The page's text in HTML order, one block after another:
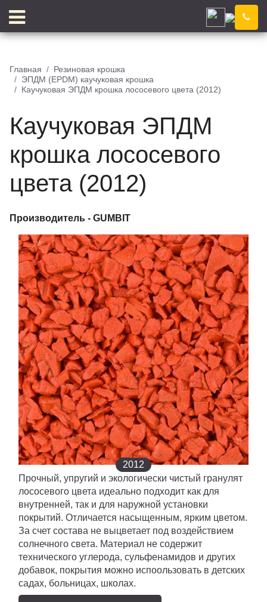
Иркутск
Блог
Отзывы Цветовой конструктор
ПИГМЕНТ ИСКУССТВЕННАЯ ТРАВА
ПРОМПОЛЫ ТЕХНИКА
Иркутск
Главная
Резиновая крошка
ЭПДМ (EPDM) каучуковая крошка
Каучуковая ЭПДМ крошка лососевого цвета (2012)
Каучуковая ЭПДМ
крошка лососевого
цвета (2012)
Производитель - GUMBIT
2012
Прочный, упругий и экологически чистый гранулят
лососевого цвета идеально подходит как для
внутренней, так и для наружной установки
покрытий. Отличается насыщенным, ярким цветом.
За счет состава не выцветает под воздействием
солнечного света. Материал не содержит
технического углерода, сульфенамидов и других
добавок, покрытия можно испоользовать в детских
садах, больницах, школах.